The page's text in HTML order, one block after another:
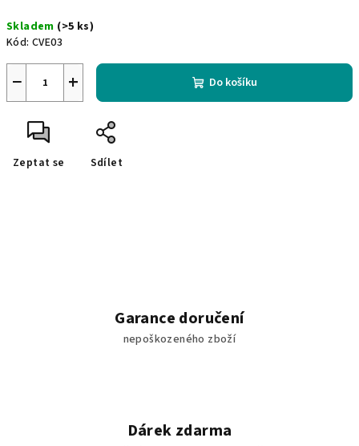
cena:
Skladem (>5 ks)
Kód: CVE03
+
− Do košíku
Zeptat se Sdílet
Garance doručení
nepoškozeného zboží
Dárek zdarma